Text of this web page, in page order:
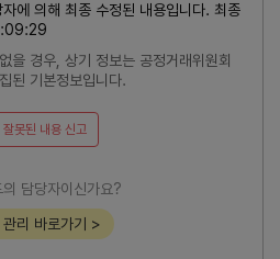
에 의해 최종 수정된 내용입니다. 최종
을 경우, 상기 정보는 공정거래위원회
된 기본정보입니다.
잘못된 내용 신고
의 담당자이신가요?
관리 바로가기 >